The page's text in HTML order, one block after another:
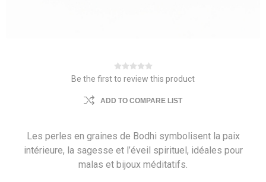
Be the first to review this product
ADD TO COMPARE LIST
Les perles en graines de Bodhi symbolisent la paix
intérieure, la sagesse et l’éveil spirituel, idéales pour
malas et bijoux méditatifs.